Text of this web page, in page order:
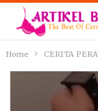
Home CERITA